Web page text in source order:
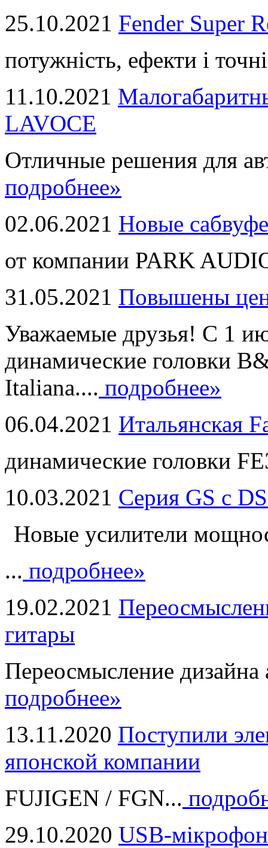
25.10.2021 Fender Super
потужність, ефекти і
11.10.2021
LAVOCE
Отличные решения для
подробнее»
02.06.2021 Новые
от компании PARK
31.05.2021 Повышены
Уважаемые друзья! С 1
динамические головки
Italiana.... подробнее»
06.04.2021 Итальянская
динамические головки
10.03.2021 Серия GS с
Новые усилители
... подробнее»
19.02.2021
гитары
Переосмысление дизайна
подробнее»
13.11.2020 Поступили
японской компании
FUJIGEN / FGN...
29.10.2020 USB-